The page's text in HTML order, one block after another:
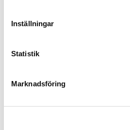
Inställningar
Statistik
Marknadsföring